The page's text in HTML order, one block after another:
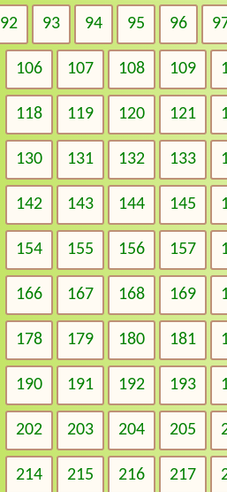
92 93 94 95 96
106 107 108 109
118 119 120 121
130 131 132 133
142 143 144 145
154 155 156 157
166 167 168 169
178 179 180 181
190 191 192 193
202 203 204 205
214 215 216 217